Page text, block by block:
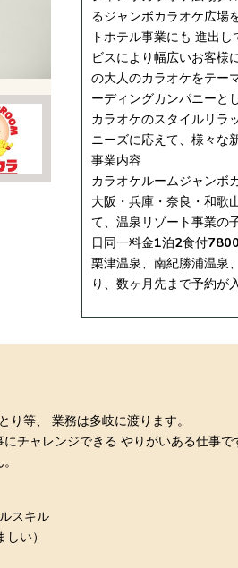
るジャンボカラオケ広場
トホテル事業にも 進出
ビスにより幅広いお客様
の大人のカラオケをテー
ーディングカンパニーと
カラオケのスタイルリラ
ニーズに応えて、様々な
事業内容
カラオケルームジャンボ
大阪・兵庫・奈良・和歌
て、温泉リゾート事業の
日同一料金1泊2食付
栗津温泉、南紀勝浦温泉
り、数ヶ月先まで予約が
等、 業務は多岐に渡ります。
チャレンジできる やりがいある仕事で
スキル
い）